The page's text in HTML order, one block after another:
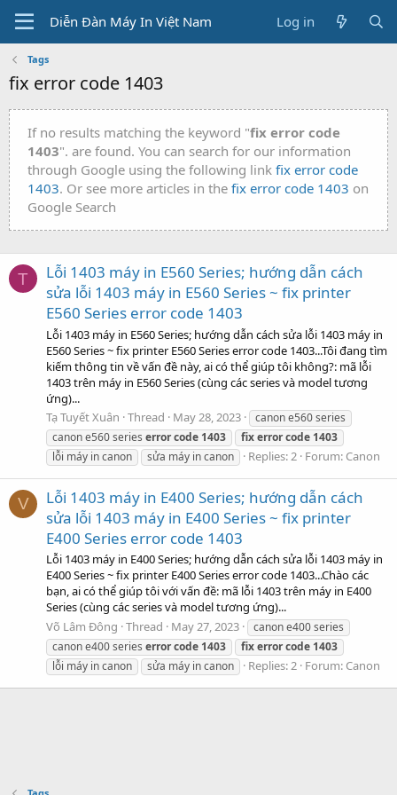
Diễn Đàn Máy In Việt Nam Log in
Tags
fix error code 1403
If no results matching the keyword "fix error code
1403". are found. You can search for our information
through Google using the following link fix error code
1403. Or see more articles in the fix error code 1403 on
Google Search
T
Lỗi 1403 máy in E560 Series; hướng dẫn cách
sửa lỗi 1403 máy in E560 Series ~ fix printer
E560 Series error code 1403
Lỗi 1403 máy in E560 Series; hướng dẫn cách sửa lỗi 1403 máy in
E560 Series ~ fix printer E560 Series error code 1403...Tôi đang tìm
kiếm thông tin về vấn đề này, ai có thể giúp tôi không?: mã lỗi
1403 trên máy in E560 Series (cùng các series và model tương
ứng)...
Tạ Tuyết Xuân Thread May 28, 2023
canon e560 series
canon e560 series errorcode 1403 fixerrorcode 1403
lỗi máy in canon
sửa máy in canon Replies: 2 Forum: Canon
V
Lỗi 1403 máy in E400 Series; hướng dẫn cách
sửa lỗi 1403 máy in E400 Series ~ fix printer
E400 Series error code 1403
Lỗi 1403 máy in E400 Series; hướng dẫn cách sửa lỗi 1403 máy in
E400 Series ~ fix printer E400 Series error code 1403...Chào các
bạn, ai có thể giúp tôi với vấn đề: mã lỗi 1403 trên máy in E400
Series (cùng các series và model tương ứng)...
Võ Lâm Ðông Thread May 27, 2023
canon e400 series
canon e400 series errorcode 1403 fixerrorcode 1403
lỗi máy in canon
sửa máy in canon Replies: 2 Forum: Canon